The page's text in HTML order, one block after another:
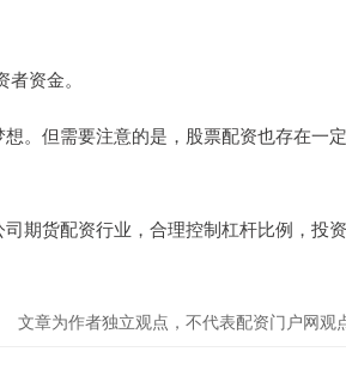
资金。
。但需要注意的是，股票配资也存在一
期货配资行业，合理控制杠杆比例，投
文章为作者独立观点，不代表配资门户网观